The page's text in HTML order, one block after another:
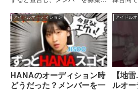
連ツイート
関連ツ
アイドルオーディション
HANAのオーディション時
どうだった？メンバーを一
アイドル
【地
ルオ